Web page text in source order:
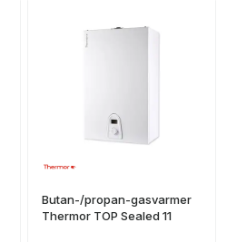
Butan-/propan-gasvarmer
Thermor TOP Sealed 11